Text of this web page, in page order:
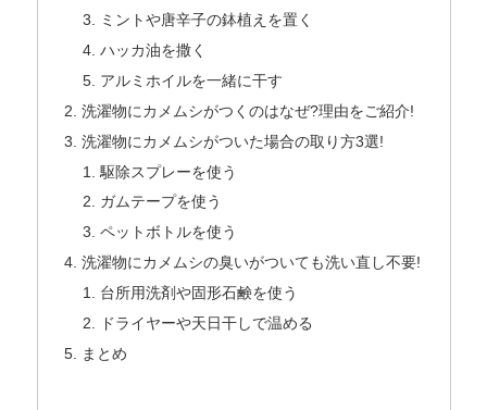
ミントや唐辛子の鉢植えを置く
ハッカ油を撒く
アルミホイルを一緒に干す
洗濯物にカメムシがつくのはなぜ?理由をご紹介!
洗濯物にカメムシがついた場合の取り方3選!
駆除スプレーを使う
ガムテープを使う
ペットボトルを使う
洗濯物にカメムシの臭いがついても洗い直し不要!
台所用洗剤や固形石鹸を使う
ドライヤーや天日干しで温める
まとめ